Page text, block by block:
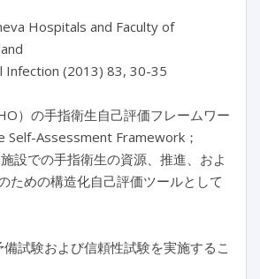
Hospitals and Faculty of
Infection (2013) 83, 30-35
）の手指衛生自己評価フレームワー
Self-Assessment Framework；
設での手指衛生の資源、推進、およ
ための構造化自己評価ツールとして
試験および信頼性試験を実施するこ